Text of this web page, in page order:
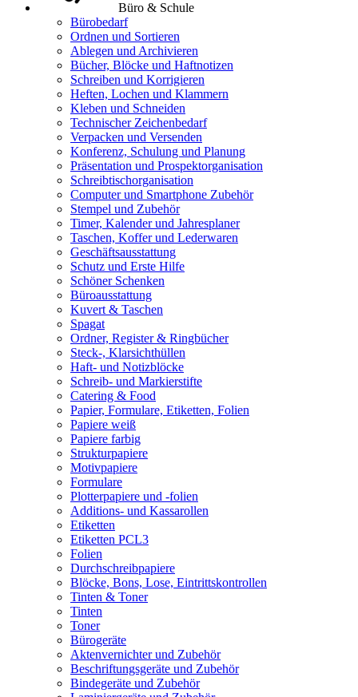
Büro & Schule
Bürobedarf
Ordnen und Sortieren
Ablegen und Archivieren
Bücher, Blöcke und Haftnotizen
Schreiben und Korrigieren
Heften, Lochen und Klammern
Kleben und Schneiden
Technischer Zeichenbedarf
Verpacken und Versenden
Konferenz, Schulung und Planung
Präsentation und Prospektorganisation
Schreibtischorganisation
Computer und Smartphone Zubehör
Stempel und Zubehör
Timer, Kalender und Jahresplaner
Taschen, Koffer und Lederwaren
Geschäftsausstattung
Schutz und Erste Hilfe
Schöner Schenken
Büroausstattung
Kuvert & Taschen
Spagat
Ordner, Register & Ringbücher
Steck-, Klarsichthüllen
Haft- und Notizblöcke
Schreib- und Markierstifte
Catering & Food
Papier, Formulare, Etiketten, Folien
Papiere weiß
Papiere farbig
Strukturpapiere
Motivpapiere
Formulare
Plotterpapiere und -folien
Additions- und Kassarollen
Etiketten
Etiketten PCL3
Folien
Durchschreibpapiere
Blöcke, Bons, Lose, Eintrittskontrollen
Tinten & Toner
Tinten
Toner
Bürogeräte
Aktenvernichter und Zubehör
Beschriftungsgeräte und Zubehör
Bindegeräte und Zubehör